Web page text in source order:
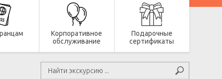
Корпоративное
обслуживание
Подарочные
сертификаты